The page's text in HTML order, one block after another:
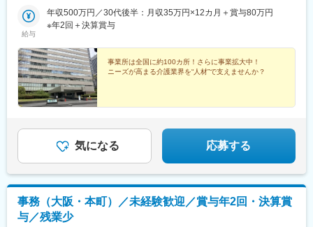
給与
年収500万円／30代後半：月収35万円×12カ月＋賞与80万円
※年2回＋決算賞与
事業所は全国に約100カ所！さらに事業拡大中！
ニーズが高まる介護業界を“人材”で支えませんか？
気になる 応募する
事務（大阪・本町）／未経験歓迎／賞与年2回・決算賞
与／残業少